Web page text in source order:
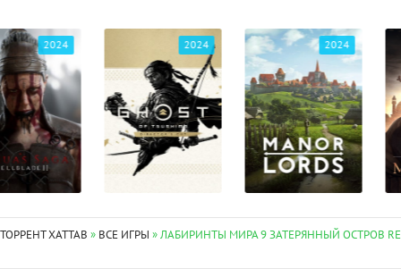
2024 2024
XATTAB » ВСЕ ИГРЫ » ЛАБИРИНТЫ МИРА 9 ЗАТЕРЯННЫЙ ОСТРОВ